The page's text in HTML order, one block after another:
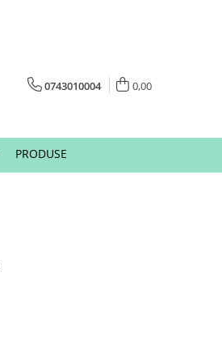
0743010004 0,00
PRODUSE